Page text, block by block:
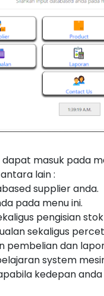
masuk pada
lain :
supplier anda.
pada menu ini.
pengisian
sekaligus
dan
system
kedepan